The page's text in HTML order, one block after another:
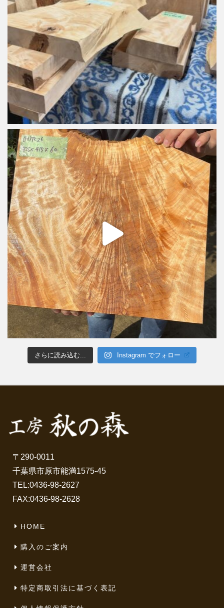
さらに読み込む... Instagram でフォロー
〒290-0011
千葉県市原市能満1575-45
TEL:0436-98-2627
FAX:0436-98-2628
HOME
購入のご案内
運営会社
特定商取引法に基づく表記